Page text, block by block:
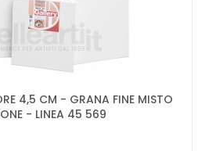
4,5 CM - GRANA FINE MISTO
- LINEA 45 569